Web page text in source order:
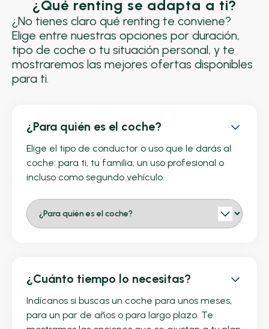
¿Qué renting se adapta a ti?
¿No tienes claro qué renting te conviene?
Elige entre nuestras opciones por duración,
tipo de coche o tu situación personal, y te
mostraremos las mejores ofertas disponibles
para ti.
¿Para quién es el coche?
Elige el tipo de conductor o uso que le darás al
coche: para ti, tu familia, un uso profesional o
incluso como segundo vehículo.
¿Cuánto tiempo lo necesitas?
Indícanos si buscas un coche para unos meses,
para un par de años o para largo plazo. Te